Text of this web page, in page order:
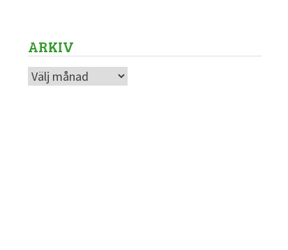
ARKIV
Arkiv